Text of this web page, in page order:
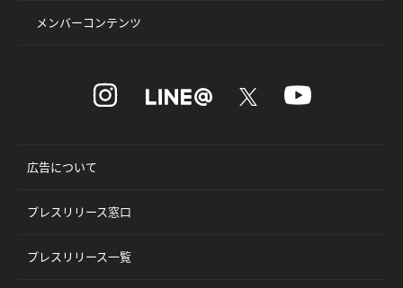
メンバーコンテンツ
広告について
プレスリリース窓口
プレスリリース一覧